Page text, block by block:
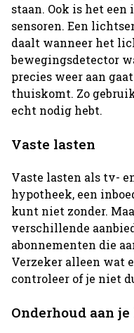
staan. Ook is het
sensoren. Een
daalt wanneer het
bewegingsdetector
precies weer aan
thuiskomt. Zo
echt nodig hebt.
Vaste lasten
Vaste lasten als tv-
hypotheek, een
kunt niet zonder.
verschillende
abonnementen die
Verzeker alleen wat
controleer of je niet
Onderhoud aan